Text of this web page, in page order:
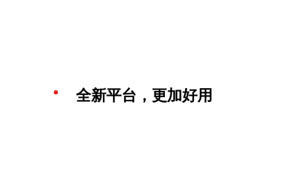
全新平台，更加好用